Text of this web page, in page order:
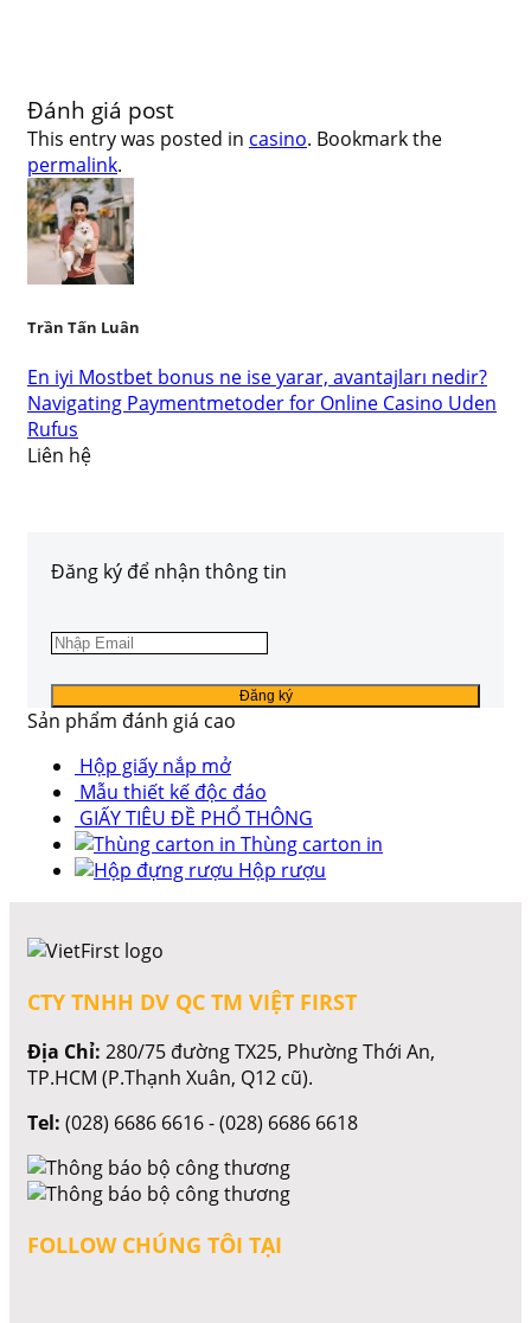
Đánh giá post
This entry was posted in casino. Bookmark the
permalink.
Trần Tấn Luân
En iyi Mostbet bonus ne ise yarar, avantajları nedir?
Navigating Paymentmetoder for Online Casino Uden
Rufus
Liên hệ
Đăng ký để nhận thông tin
Sản phẩm đánh giá cao
Hộp giấy nắp mở
Mẫu thiết kế độc đáo
GIẤY TIÊU ĐỀ PHỔ THÔNG
Thùng carton in
Hộp rượu
CTY TNHH DV QC TM VIỆT FIRST
Địa Chỉ: 280/75 đường TX25, Phường Thới An,
TP.HCM (P.Thạnh Xuân, Q12 cũ).
Tel: (028) 6686 6616 - (028) 6686 6618
FOLLOW CHÚNG TÔI TẠI